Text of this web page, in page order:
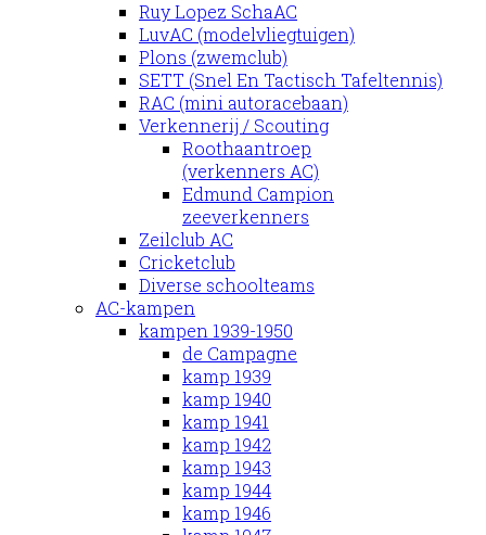
Ruy Lopez SchaAC
LuvAC (modelvliegtuigen)
Plons (zwemclub)
SETT (Snel En Tactisch Tafeltennis)
RAC (mini autoracebaan)
Verkennerij / Scouting
Roothaantroep
(verkenners AC)
Edmund Campion
zeeverkenners
Zeilclub AC
Cricketclub
Diverse schoolteams
AC-kampen
kampen 1939-1950
de Campagne
kamp 1939
kamp 1940
kamp 1941
kamp 1942
kamp 1943
kamp 1944
kamp 1946